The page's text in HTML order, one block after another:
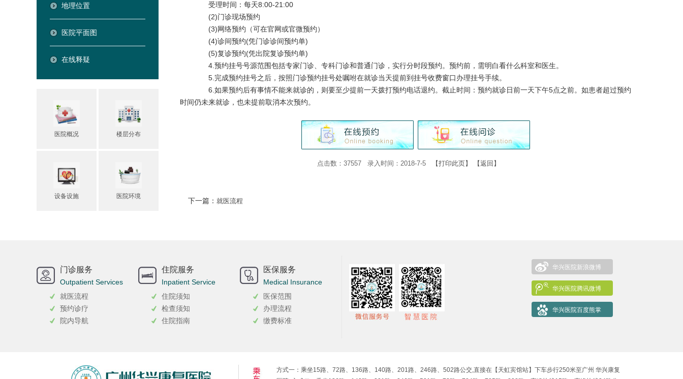
地理位置
医院平面图
在线释疑
医院概况 楼层分布
设备设施 医院环境
受理时间：每天8:00-21:00
(2)门诊现场预约
(3)网络预约（可在官网或官微预约）
(4)诊间预约(凭门诊诊间预约单)
(5)复诊预约(凭出院复诊预约单)
4.预约挂号号源范围包括专家门诊、专科门诊和普通门诊，实行分时段预约。预约前，需明白看什么科室和医生。
5.完成预约挂号之后，按照门诊预约挂号处嘱咐在就诊当天提前到挂号收费窗口办理挂号手续。
6.如果预约后有事情不能来就诊的，则要至少提前一天拨打预约电话退约。截止时间：预约就诊日前一天下午5点之前。如患者超过预约
时间仍未来就诊，也未提前取消本次预约。
点击数：37557 录入时间：2018-7-5 【打印此页】 【返回】
下一篇： 就医流程
门诊服务
Outpatient Services
就医流程
预约诊疗
院内导航
住院服务
Inpatient Service
住院须知
检查须知
住院指南
医保服务
Medical Insurance
医保范围
办理流程
缴费标准
华兴医院新浪微博
华兴医院腾讯微博
华兴医院百度熊掌
方式一：乘坐15路、72路、136路、140路、201路、246路、502路公交,直接在【天虹宾馆站】下车步行250米至广州 华兴康复